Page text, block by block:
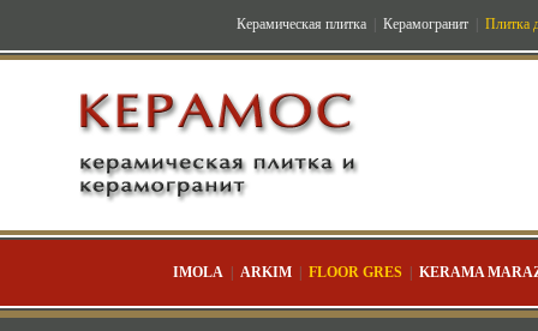
Керамическая плитка Керамогранит Плитка
IMOLA| ARKIM| FLOOR GRES KERAMA